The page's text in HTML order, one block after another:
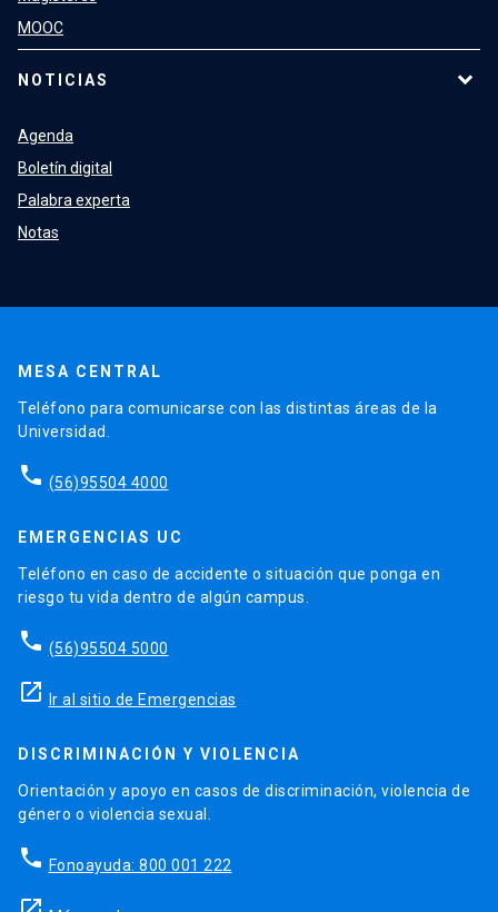
MOOC
NOTICIAS
Agenda
Boletín digital
Palabra experta
Notas
MESA CENTRAL
Teléfono para comunicarse con las distintas áreas de la
Universidad.
phone (56)95504 4000
EMERGENCIAS UC
Teléfono en caso de accidente o situación que ponga en
riesgo tu vida dentro de algún campus.
phone (56)95504 5000
launch Ir al sitio de Emergencias
DISCRIMINACIÓN Y VIOLENCIA
Orientación y apoyo en casos de discriminación, violencia de
género o violencia sexual.
phone Fonoayuda: 800 001 222